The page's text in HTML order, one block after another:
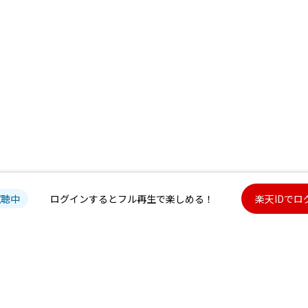
中 ログインするとフル再生で楽しめる！ 楽天IDでロ